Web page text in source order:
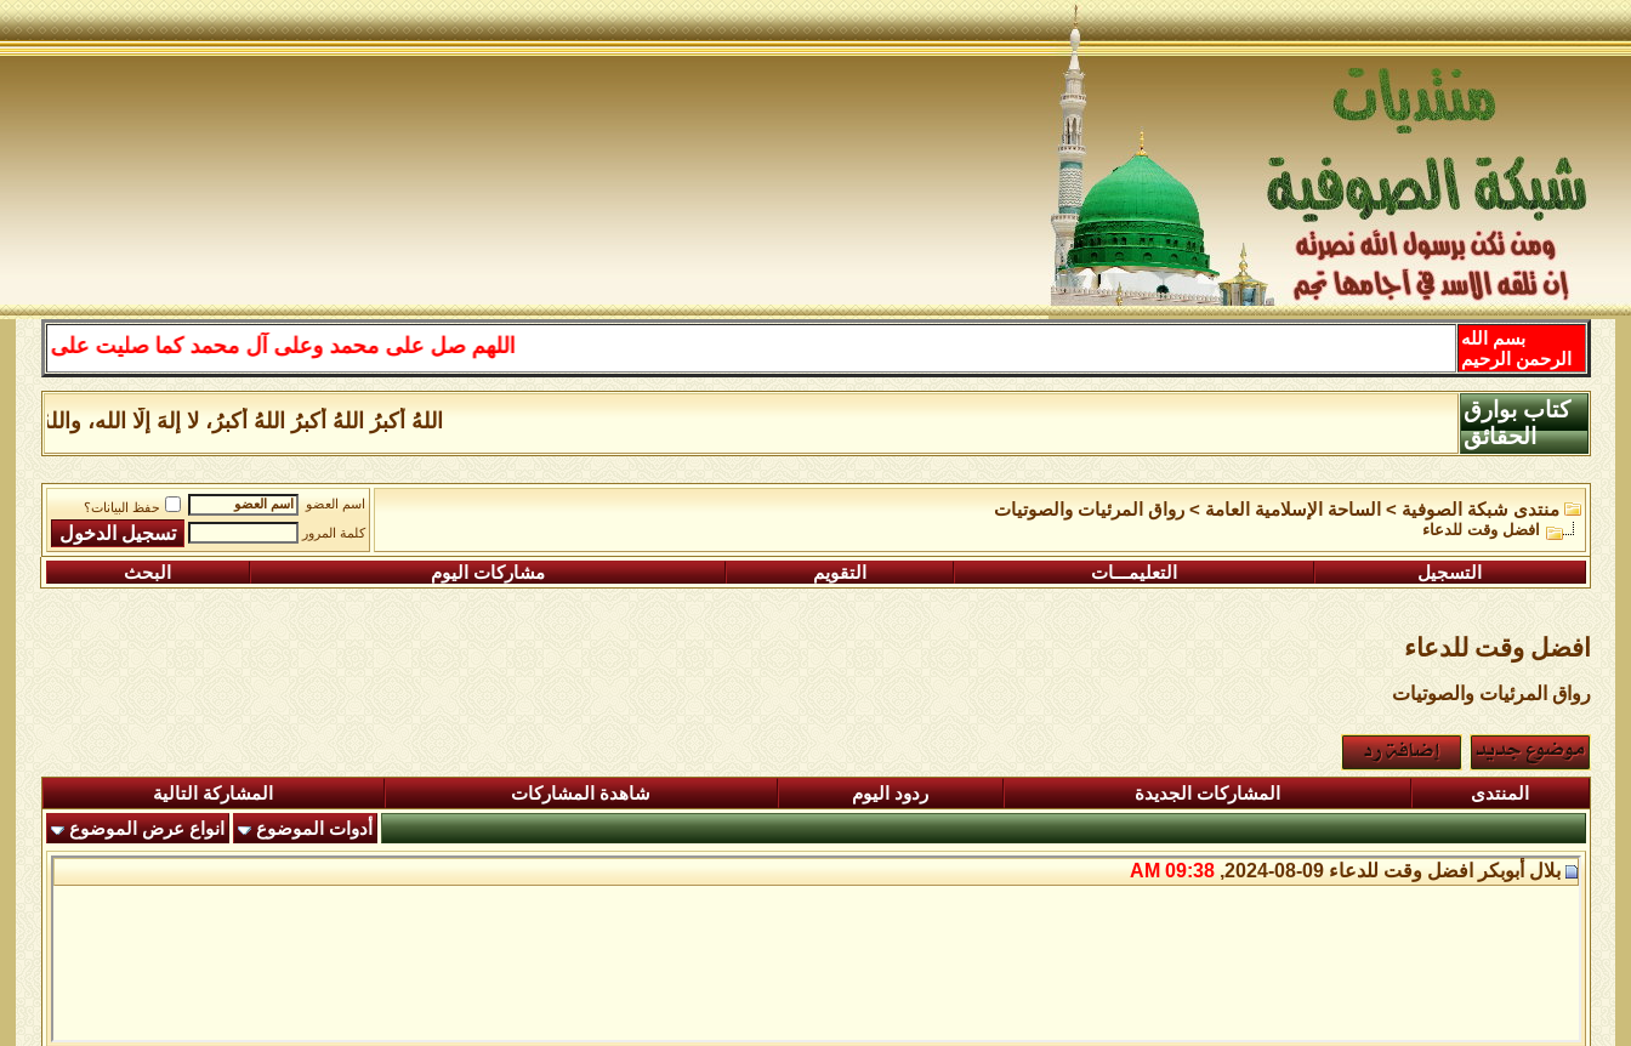
اللهم صل على محمد وعلى آل محمد كما صليت على إبراهيم
بسم الله
الرحمن الرحيم
اللهُ أكبرُ اللهُ أكبرُ اللهُ أكبرُ، لا إلهَ إلَّا الله،
كتاب بوارق
الحقائق
منتدى شبكة الصوفية > الساحة اﻹسلامية العامة >رواق المرئيات والصوتيات
افضل وقت للدعاء
اسم العضو
حفظ البيانات؟
كلمة المرور
التسجيل التعليمـــات التقويم مشاركات اليوم البحث
افضل وقت للدعاء
رواق المرئيات والصوتيات
المنتدى المشاركات الجديدة ردود اليوم شاهدة المشاركات
المشاركة التالية
أدوات الموضوع
انواع عرض الموضوع
بلال أبوبكر افضل وقت للدعاء09-08-2024,
09:38 AM